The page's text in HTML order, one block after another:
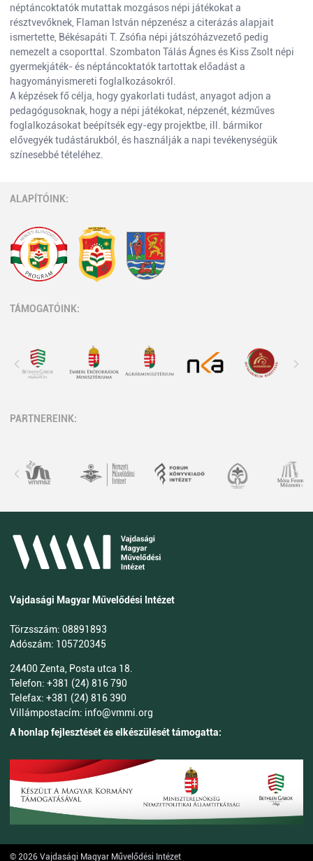
néptáncoktatók mutattak mozgásos népi játékokat a
résztvevőknek, Flaman István népzenész a citerázás alapjait
ismertette, Békésapáti T. Zsófia népi játszóházvezető pedig
nemezelt a csoporttal. Szombaton Tálás Ágnes és Kiss Zsolt népi
gyermekjáték- és néptáncoktatók tartottak előadást a
hagyományismereti foglalkozásokról.
A képzések fő célja, hogy gyakorlati tudást, anyagot adjon a
pedagógusoknak, hogy a népi játékokat, népzenét, kézműves
foglalkozásokat beépítsék egy-egy projektbe, ill. bármikor
elővegyék tudástárukból, és használják a napi tevékenységük
színesebbé tételéhez.
ALAPÍTÓINK:
TÁMOGATÓINK:
PARTNEREINK:
Vajdasági Magyar Művelődési Intézet
Törzsszám: 08891893
Adószám: 105720345
24400 Zenta, Posta utca 18.
Telefon: +381 (24) 816 790
Telefax: +381 (24) 816 390
Villámpostacím: info@vmmi.org
A honlap fejlesztését és elkészülését támogatta:
© 2026 Vajdasági Magyar Művelődési Intézet